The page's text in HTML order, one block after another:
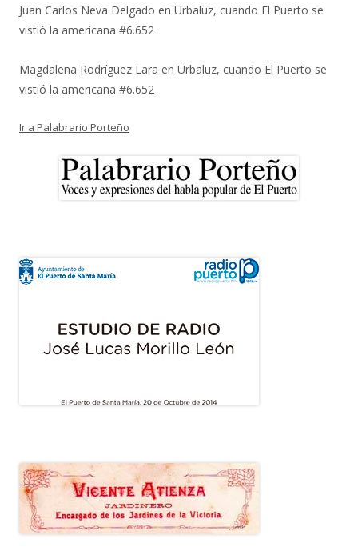
Juan Carlos Neva Delgado en Urbaluz, cuando El Puerto se
vistió la americana #6.652
Magdalena Rodríguez Lara en Urbaluz, cuando El Puerto se
vistió la americana #6.652
Ir a Palabrario Porteño